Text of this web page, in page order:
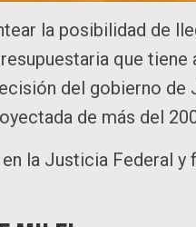
la posibilidad de
que tiene
del gobierno
de más del
la Justicia Federal y